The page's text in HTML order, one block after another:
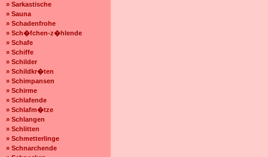
» Sarkastische
» Sauna
» Schadenfrohe
» Sch�fchen-z�hlende
» Schafe
» Schiffe
» Schilder
» Schildkr�ten
» Schimpansen
» Schirme
» Schlafende
» Schlafm�tze
» Schlangen
» Schlitten
» Schmetterlinge
» Schnarchende